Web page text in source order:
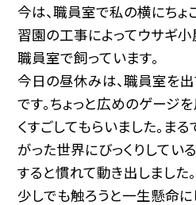
今は、職員室で私の横にちょ
習園の工事によってウサギ小
職員室で飼っています。
今日の昼休みは、職員室を
です。ちょっと広めのゲージ
くすごしてもらいました。ま
がった世界にびっくりしてい
すると慣れて動き出しました
少しでも触ろうと一生懸命に